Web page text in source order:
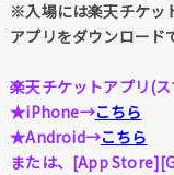
※入場には楽天チケッ
アプリをダウンロード
楽天チケットアプリ(
★iPhone→こちら
★Android→こちら
または、[App